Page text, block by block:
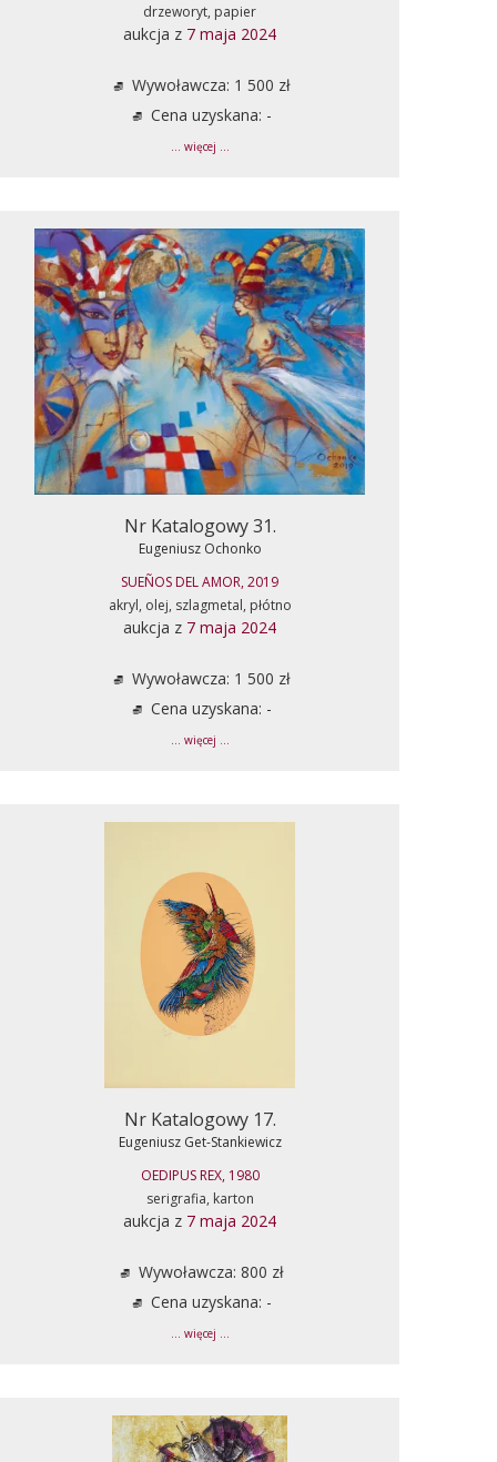
drzeworyt, papier
aukcja z 7 maja 2024
Wywoławcza: 1 500 zł
Cena uzyskana: -
... więcej ...
Nr Katalogowy 31.
Eugeniusz Ochonko
SUEÑOS DEL AMOR, 2019
akryl, olej, szlagmetal, płótno
aukcja z 7 maja 2024
Wywoławcza: 1 500 zł
Cena uzyskana: -
... więcej ...
Nr Katalogowy 17.
Eugeniusz Get-Stankiewicz
OEDIPUS REX, 1980
serigrafia, karton
aukcja z 7 maja 2024
Wywoławcza: 800 zł
Cena uzyskana: -
... więcej ...